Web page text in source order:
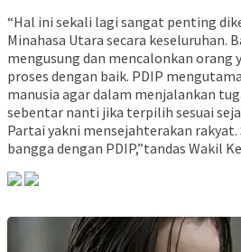
“Hal ini sekali lagi sangat penting
Minahasa Utara secara keseluruhan.
mengusung dan mencalonkan orang
proses dengan baik. PDIP
manusia agar dalam menjalankan
sebentar nanti jika terpilih sesuai
Partai yakni mensejahterakan rakyat.
bangga dengan PDIP,”tandas Wakil